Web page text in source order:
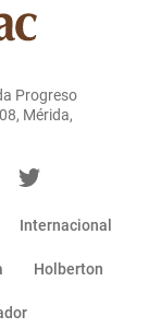
Progreso
Mérida,
Internacional
Holberton